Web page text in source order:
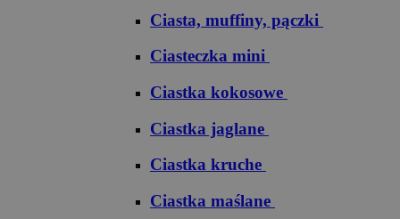
Ciasta, muffiny, pączki
Ciasteczka mini
Ciastka kokosowe
Ciastka jaglane
Ciastka kruche
Ciastka maślane